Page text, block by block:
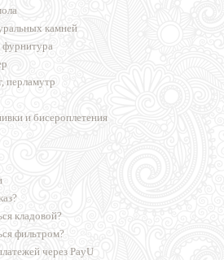
камней
перламутр
и бисероплетения
кладовой?
фильтром?
через PayU